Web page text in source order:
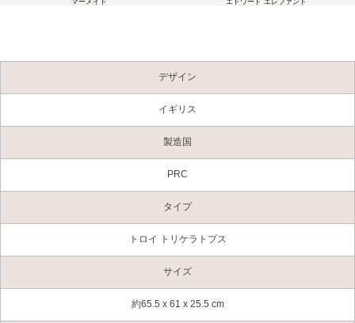
マーメイド
エドワード エレファント
デザイン
イギリス
製造国
PRC
タイプ
トロイ トリケラトプス
サイズ
約65.5 x 61 x 25.5 cm